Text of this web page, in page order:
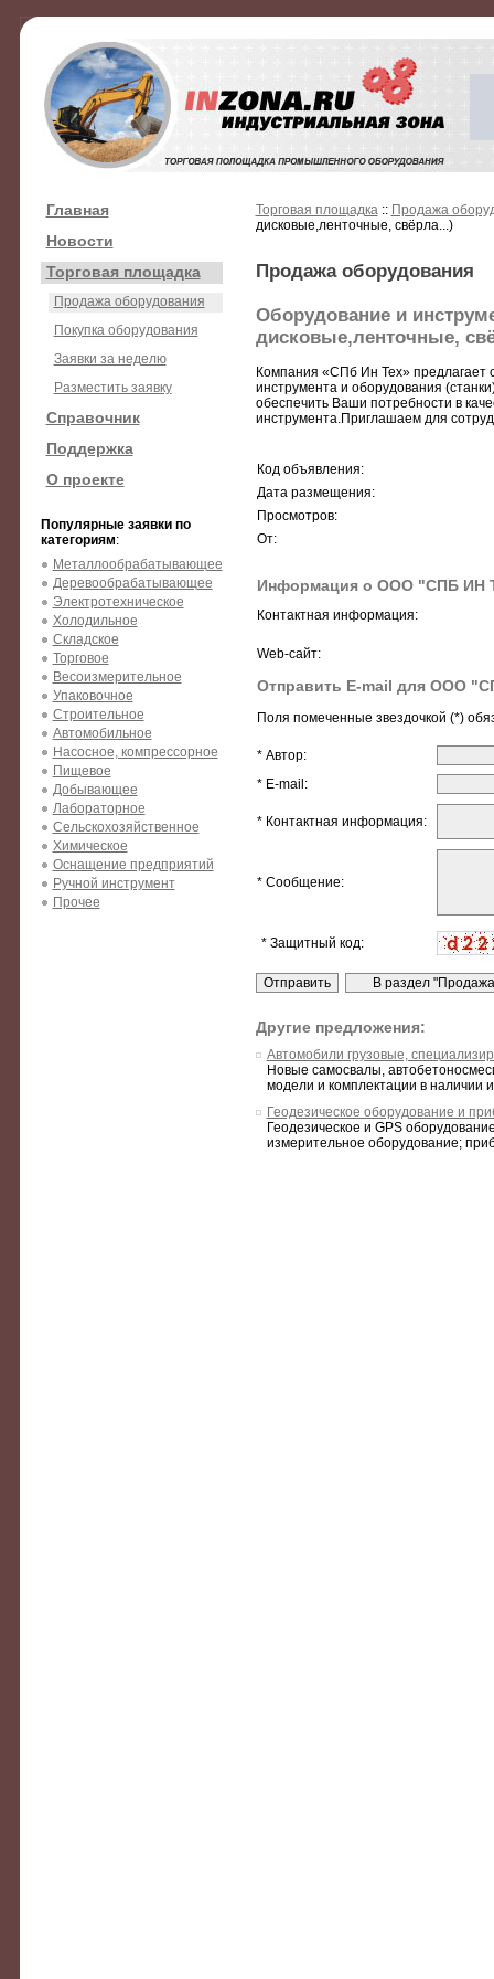
Главная
Новости
Торговая площадка
Продажа оборудования
Покупка оборудования
Заявки за неделю
Разместить заявку
Справочник
Поддержка
О проекте
Популярные заявки по
категориям:
Металлообрабатывающее
Деревообрабатывающее
Электротехническое
Холодильное
Складское
Торговое
Весоизмерительное
Упаковочное
Строительное
Автомобильное
Насосное, компрессорное
Пищевое
Добывающее
Лабораторное
Сельскохозяйственное
Химическое
Оснащение предприятий
Ручной инструмент
Прочее
Торговая площадка:: Продажа
дисковые,ленточные, свёрла...)
Продажа оборудования
Оборудование и
дисковые,ленточные,
Компания «СПб Ин Тех» предлагает
инструмента и оборудования
обеспечить Ваши потребности в
инструмента.Приглашаем для
Код объявления:
Дата размещения:
Просмотров:
От:
Информация о ООО "СПБ ИН
Контактная информация:
Web-сайт:
Отправить E-mail для ООО
Поля помеченные звездочкой (*)
* Автор:
* E-mail:
* Контактная информация:
* Сообщение:
* Защитный код:
Другие предложения:
Автомобили грузовые,
Новые самосвалы,
модели и комплектации в наличии
Геодезическое оборудование и
Геодезическое и GPS
измерительное оборудование;